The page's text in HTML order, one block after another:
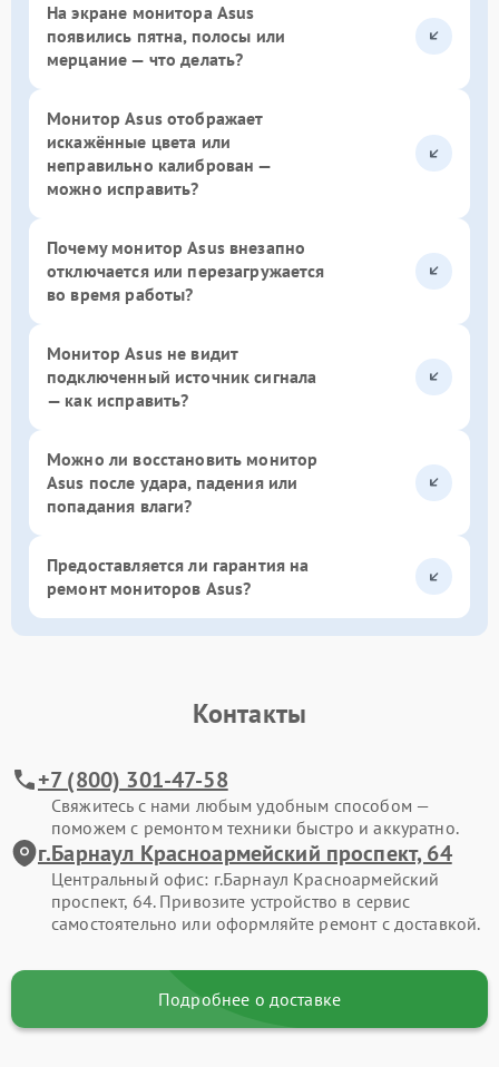
На экране монитора Asus
появились пятна, полосы или
мерцание — что делать?
Монитор Asus отображает
искажённые цвета или
неправильно калиброван —
можно исправить?
Почему монитор Asus внезапно
отключается или перезагружается
во время работы?
Монитор Asus не видит
подключенный источник сигнала
— как исправить?
Можно ли восстановить монитор
Asus после удара, падения или
попадания влаги?
Предоставляется ли гарантия на
ремонт мониторов Asus?
Контакты
+7 (800) 301-47-58
Свяжитесь с нами любым удобным способом —
поможем с ремонтом техники быстро и аккуратно.
г.Барнаул Красноармейский проспект, 64
Центральный офис: г.Барнаул Красноармейский
проспект, 64. Привозите устройство в сервис
самостоятельно или оформляйте ремонт с доставкой.
Подробнее о доставке